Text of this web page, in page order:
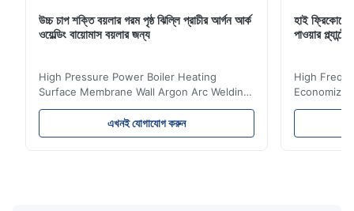
উচ্চ চাপ শক্তি বয়লার গরম পৃষ্ঠ ঝিল্লি প্রাচীর আর্গন আর্ক
ওয়েল্ডিং বায়োমাস বয়লার জন্য
High Pressure Power Boiler Heating
Surface Membrane Wall Argon Arc Welding
For Biomass Boiler Product Introduction
Water wall panels with pins usually laid
vertically on the inner wall of the furnace
এখনই যোগাযোগ করুন
হাই
পাওয়ার
High
Product
industrial